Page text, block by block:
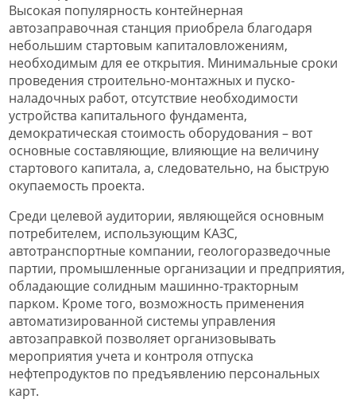
Высокая популярность контейнерная
автозаправочная станция приобрела благодаря
небольшим стартовым капиталовложениям,
необходимым для ее открытия. Минимальные сроки
проведения строительно-монтажных и пуско-
наладочных работ, отсутствие необходимости
устройства капитального фундамента,
демократическая стоимость оборудования – вот
основные составляющие, влияющие на величину
стартового капитала, а, следовательно, на быструю
окупаемость проекта.
Среди целевой аудитории, являющейся основным
потребителем, использующим КАЗС,
автотранспортные компании, геологоразведочные
партии, промышленные организации и предприятия,
обладающие солидным машинно-тракторным
парком. Кроме того, возможность применения
автоматизированной системы управления
автозаправкой позволяет организовывать
мероприятия учета и контроля отпуска
нефтепродуктов по предъявлению персональных
карт.